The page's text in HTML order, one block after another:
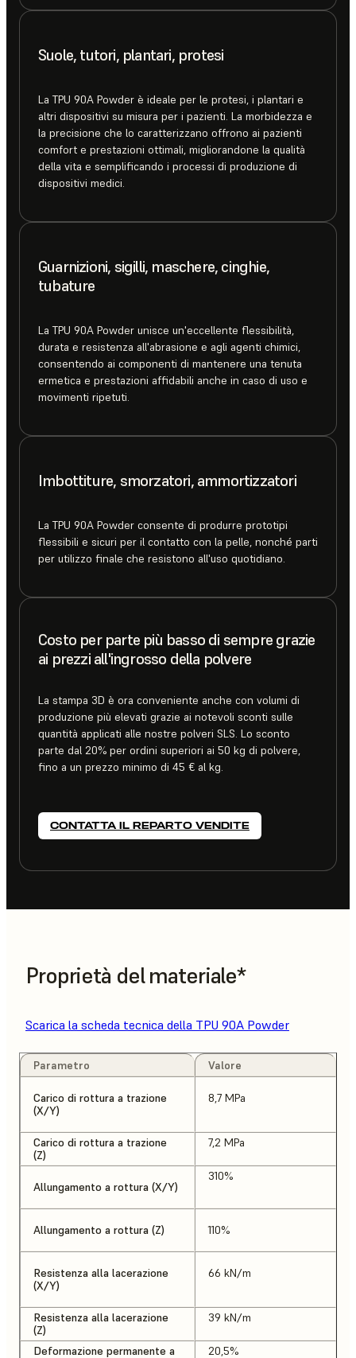
Suole, tutori, plantari, protesi
La TPU 90A Powder è ideale per le protesi, i plantari e
altri dispositivi su misura per i pazienti. La morbidezza e
la precisione che lo caratterizzano offrono ai pazienti
comfort e prestazioni ottimali, migliorandone la qualità
della vita e semplificando i processi di produzione di
dispositivi medici.
Guarnizioni, sigilli, maschere, cinghie,
tubature
La TPU 90A Powder unisce un'eccellente flessibilità,
durata e resistenza all'abrasione e agli agenti chimici,
consentendo ai componenti di mantenere una tenuta
ermetica e prestazioni affidabili anche in caso di uso e
movimenti ripetuti.
Imbottiture, smorzatori, ammortizzatori
La TPU 90A Powder consente di produrre prototipi
flessibili e sicuri per il contatto con la pelle, nonché parti
per utilizzo finale che resistono all'uso quotidiano.
Costo per parte più basso di sempre grazie
ai prezzi all'ingrosso della polvere
La stampa 3D è ora conveniente anche con volumi di
produzione più elevati grazie ai notevoli sconti sulle
quantità applicati alle nostre polveri SLS. Lo sconto
parte dal 20% per ordini superiori ai 50 kg di polvere,
fino a un prezzo minimo di 45 € al kg.
CONTATTA IL REPARTO VENDITE
Proprietà del materiale*
Scarica la scheda tecnica della TPU 90A Powder
Parametro Valore
Carico di rottura a trazione
(X/Y)
8,7 MPa
Carico di rottura a trazione
(Z)
7,2 MPa
Allungamento a rottura (X/Y)
310%
Allungamento a rottura (Z) 110%
Resistenza alla lacerazione
(X/Y)
66 kN/m
Resistenza alla lacerazione
(Z)
39 kN/m
Deformazione permanente a
20,5%